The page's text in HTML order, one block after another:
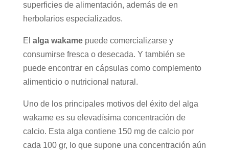
superficies de alimentación, además de en
herbolarios especializados.
El alga wakamepuede comercializarse y
consumirse fresca o desecada. Y también se
puede encontrar en cápsulas como complemento
alimenticio o nutricional natural.
Uno de los principales motivos del éxito del alga
wakame es su elevadísima concentración de
calcio. Esta alga contiene 150 mg de calcio por
cada 100 gr, lo que supone una concentración aún